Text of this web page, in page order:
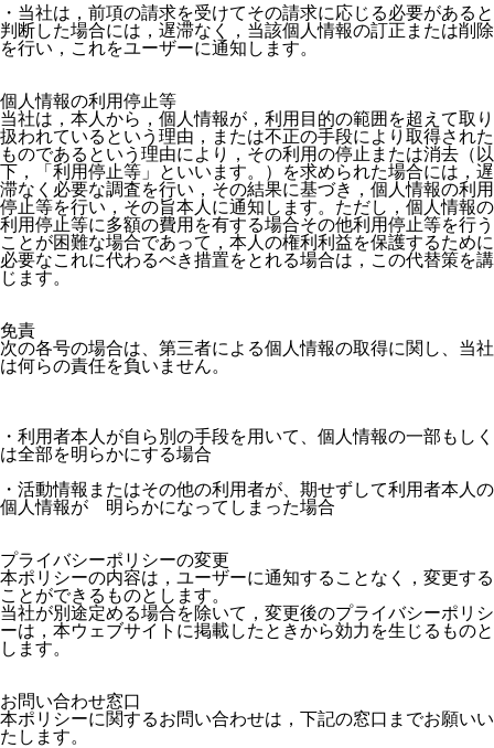
・当社は，前項の請求を受けてその請求に応じる必要があると
判断した場合には，遅滞なく，当該個人情報の訂正または削除
を行い，これをユーザーに通知します。
個人情報の利用停止等
当社は，本人から，個人情報が，利用目的の範囲を超えて取り
扱われているという理由，または不正の手段により取得された
ものであるという理由により，その利用の停止または消去（以
下，「利用停止等」といいます。）を求められた場合には，遅
滞なく必要な調査を行い，その結果に基づき，個人情報の利用
停止等を行い，その旨本人に通知します。ただし，個人情報の
利用停止等に多額の費用を有する場合その他利用停止等を行う
ことが困難な場合であって，本人の権利利益を保護するために
必要なこれに代わるべき措置をとれる場合は，この代替策を講
じます。
免責
次の各号の場合は、第三者による個人情報の取得に関し、当社
は何らの責任を負いません。
・利用者本人が自ら別の手段を用いて、個人情報の一部もしく
は全部を明らかにする場合
・活動情報またはその他の利用者が、期せずして利用者本人の
個人情報が　明らかになってしまった場合
プライバシーポリシーの変更
本ポリシーの内容は，ユーザーに通知することなく，変更する
ことができるものとします。
当社が別途定める場合を除いて，変更後のプライバシーポリシ
ーは，本ウェブサイトに掲載したときから効力を生じるものと
します。
お問い合わせ窓口
本ポリシーに関するお問い合わせは，下記の窓口までお願いい
たします。